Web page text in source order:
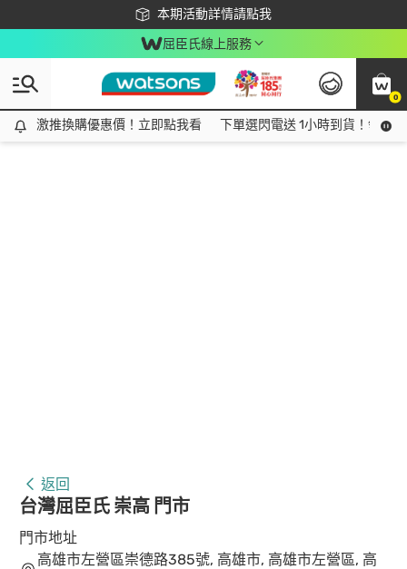
本期活動詳情請點我
下載app最高回饋$350
屈臣氏線上服務
0
激推換購優惠價！立即點我看
激推換購優惠價！立即點我看 下單選閃電送 1小時到貨！領神
返回
台灣屈臣氏 崇高 門市
門市地址
高雄市左營區崇德路385號, 高雄市, 高雄市左營區, 高